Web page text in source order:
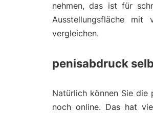
nehmen, das ist für
Ausstellungsfläche mit
vergleichen.
penisabdruck
Natürlich können Sie die
noch online. Das hat